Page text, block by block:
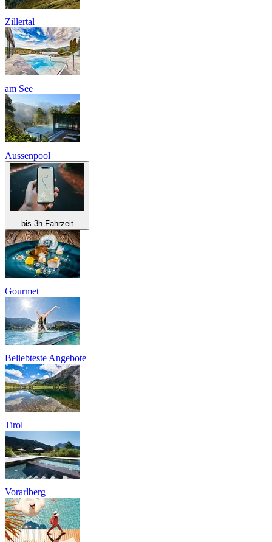
Zillertal
am See
Aussenpool
bis 3h Fahrzeit
Gourmet
Beliebteste Angebote
Tirol
Vorarlberg